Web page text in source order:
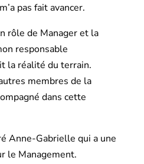
pas fait avancer.
rôle de Manager et la
responsable
la réalité du terrain.
membres de la
dans cette
Anne-Gabrielle qui a une
le Management.